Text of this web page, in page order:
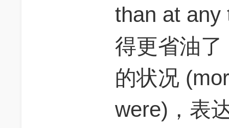
than at any
得更省油
的状况
were)，表